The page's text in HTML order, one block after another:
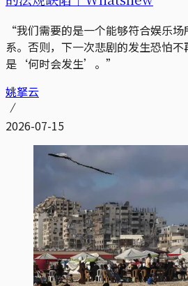
“我们需要的是一个能够符合娱乐
系。否则，下一次悲剧的发生恐怕
是‘何时会发生’。”
姚拏云
2026-07-15